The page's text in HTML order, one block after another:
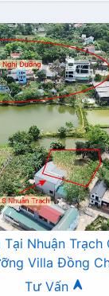
Nhuận
Villa Đồng
Tư Vấn